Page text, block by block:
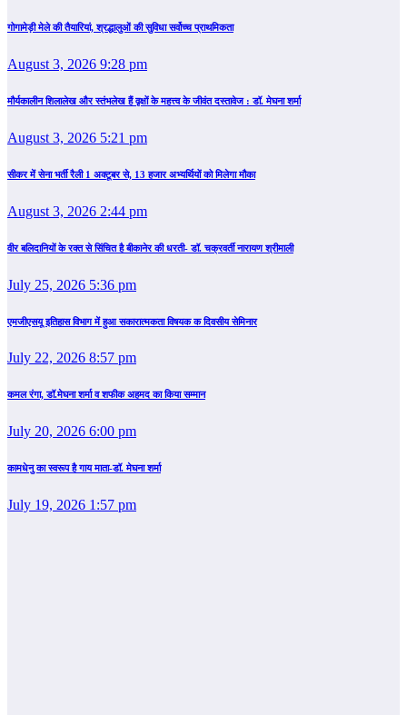
गोगामेड़ी मेले की तैयारियां, श्रद्धालुओं की सुविधा सर्वोच्च प्राथमिकता
August 3, 2026 9:28 pm
मौर्यकालीन शिलालेख और स्तंभलेख हैं वृक्षों के महत्त्व के जीवंत दस्तावेज : डॉ. मेघना शर्मा
August 3, 2026 5:21 pm
सीकर में सेना भर्ती रैली 1 अक्टूबर से, 13 हजार अभ्यर्थियों को मिलेगा मौका
August 3, 2026 2:44 pm
वीर बलिदानियों के रक्त से सिंचित है बीकानेर की धरती- डॉ. चक्रवर्ती नारायण श्रीमाली
July 25, 2026 5:36 pm
एमजीएसयू इतिहास विभाग में हुआ सकारात्मकता विषयक क दिवसीय सेमिनार
July 22, 2026 8:57 pm
कमल रंगा, डॉ.मेघना शर्मा व शफीक अहमद का किया सम्‍मान
July 20, 2026 6:00 pm
कामधेनु का स्वरूप है गाय माता-डॉ. मेघना शर्मा
July 19, 2026 1:57 pm